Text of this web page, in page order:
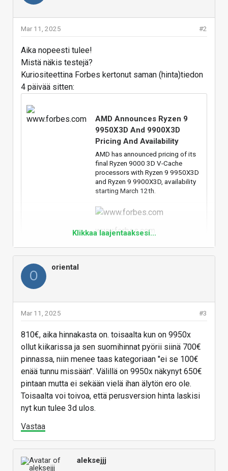
#2
Mar 11, 2025
Aika nopeesti tulee!
Mistä näkis testejä?
Kuriositeettina Forbes kertonut saman (hinta)tiedon
4 päivää sitten:
AMD Announces Ryzen 9
9950X3D And 9900X3D
Pricing And Availability
AMD has announced pricing of its
final Ryzen 9000 3D V-Cache
processors with Ryzen 9 9950X3D
and Ryzen 9 9900X3D, availability
starting March 12th.
www.forbes.com
Vastaa
Klikkaa laajentaaksesi...
O
oriental
#3
Mar 11, 2025
810€, aika hinnakasta on. toisaalta kun on 9950x
ollut kiikarissa ja sen suomihinnat pyörii siinä 700€
pinnassa, niin menee taas kategoriaan "ei se 100€
enää tunnu missään". Välillä on 9950x näkynyt 650€
pintaan mutta ei sekään vielä ihan älytön ero ole.
Toisaalta voi toivoa, että perusversion hinta laskisi
nyt kun tulee 3d ulos.
Vastaa
aleksejjj